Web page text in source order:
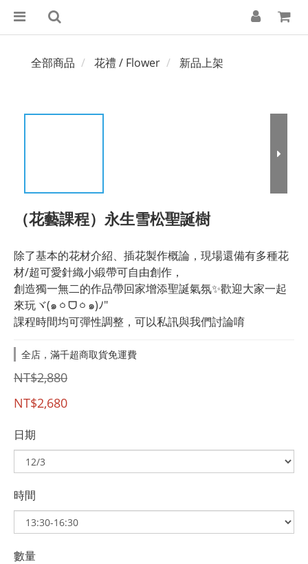
全部商品 花禮 / Flower 新品上架
（花藝課程）永生雪松聖誕樹
除了基本的花材介紹、插花製作概論，現場還備有多種花
材/超可愛針織小緞帶可自由創作，
創造獨一無二的作品帶回家增添聖誕氣氛✨歡迎大家一起
來玩ヾ(๑ㆁᗜㆁ๑)ﾉ"
課程時間均可彈性調整，可以私訊與我們討論唷
全店，滿千超商取貨免運費
NT$2,880
NT$2,680
日期
時間
數量